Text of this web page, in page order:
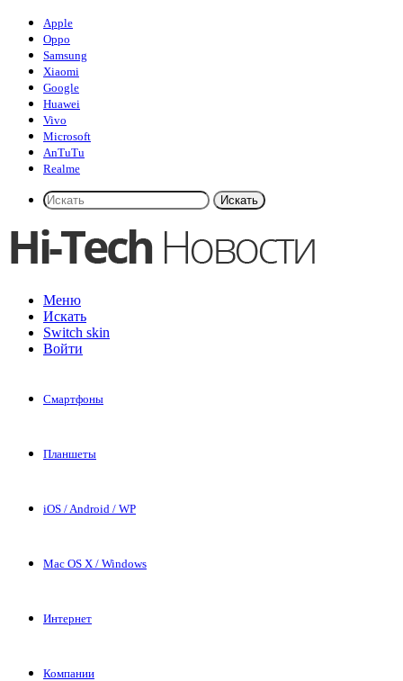
Apple
Oppo
Samsung
Xiaomi
Google
Huawei
Vivo
Microsoft
AnTuTu
Realme
Искать
Меню
Искать
Switch skin
Войти
Смартфоны
Планшеты
iOS / Android / WP
Mac OS X / Windows
Интернет
Компании